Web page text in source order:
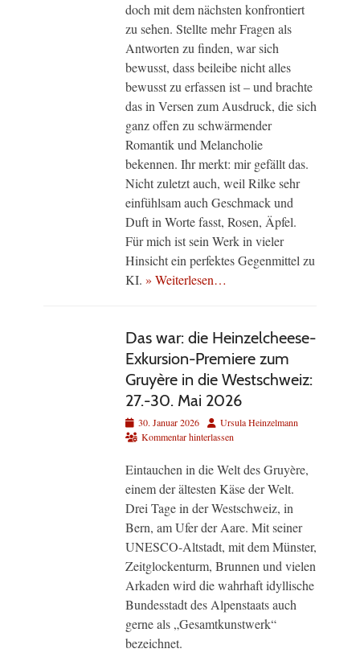
doch mit dem nächsten konfrontiert
zu sehen. Stellte mehr Fragen als
Antworten zu finden, war sich
bewusst, dass beileibe nicht alles
bewusst zu erfassen ist – und brachte
das in Versen zum Ausdruck, die sich
ganz offen zu schwärmender
Romantik und Melancholie
bekennen. Ihr merkt: mir gefällt das.
Nicht zuletzt auch, weil Rilke sehr
einfühlsam auch Geschmack und
Duft in Worte fasst, Rosen, Äpfel.
Für mich ist sein Werk in vieler
Hinsicht ein perfektes Gegenmittel zu
KI. » Weiterlesen…
Das war: die Heinzelcheese-
Exkursion-Premiere zum
Gruyère in die Westschweiz:
27.-30. Mai 2026
Veröffentlicht
am
30. Januar 2026 AutorUrsula Heinzelmann
Kommentar hinterlassen
Eintauchen in die Welt des Gruyère,
einem der ältesten Käse der Welt.
Drei Tage in der Westschweiz, in
Bern, am Ufer der Aare. Mit seiner
UNESCO-Altstadt, mit dem Münster,
Zeitglockenturm, Brunnen und vielen
Arkaden wird die wahrhaft idyllische
Bundesstadt des Alpenstaats auch
gerne als „Gesamtkunstwerk“
bezeichnet.